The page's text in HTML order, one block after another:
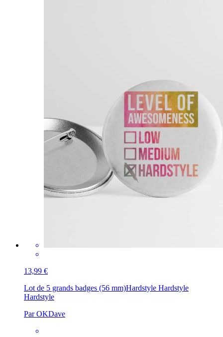
13,99 €
Lot de 5 grands badges (56 mm)Hardstyle Hardstyle
Hardstyle
Par OKDave